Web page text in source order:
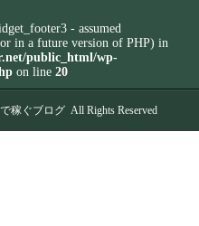
- assumed
in a future version of PHP) in
public_html/wp-
on line20
稼ぐブログAll Rights Reserved